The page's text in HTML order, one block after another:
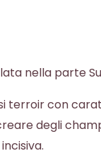
nella parte
terroir con
degli